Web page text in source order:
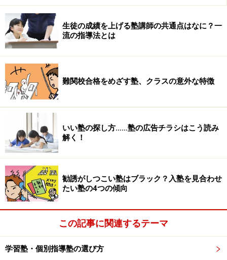
す。1年間にどれくらい講師が変わる可能性があるの
か、大学生アルバイトの比率はどれくらいのなのかを聞
いておきましょう。
講師1人当たり何人の生徒を見るのか
個別指導塾であっても講師と生徒が完全に1対1で指導す
る形態は稀です。たいていは講師1人が生徒2、3人をそ
れぞれ個別で指導をします。講師が1人の生徒を教えて
いるとき、その他生徒は問題を解き進めているわけで
す。講師1人当たりの生徒数が多くなれば、それだけ説
明してもらえる時間が減ります。塾によっては5人の生
徒を1人の講師が指導することもあります。講師1人当た
り何人の生徒を指導をするのかを聞いておくといいでし
ょう。場合によっては少人数クラスの集団授業を受けた
方がいいこともあります。
ただ、講師1人当たりの生徒数が少なくなればそれだけ
生徒の成績を上げる塾講師の共通点はなに？一
流の指導法とは
難関校合格をめざす塾、クラスの意外な特徴
いい塾の探し方……塾の広告チラシはこう読み
解く！
勧誘がしつこい塾はブラック？入塾を見合わせ
たい塾の4つの傾向
この記事に関連するテーマ
学習塾・個別指導塾の選び方